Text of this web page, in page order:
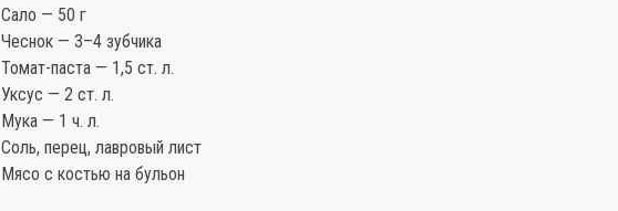
Сало — 50 г
Чеснок — 3–4 зубчика
Томат-паста — 1,5 ст. л.
Уксус — 2 ст. л.
Мука — 1 ч. л.
Соль, перец, лавровый лист
Мясо с костью на бульон